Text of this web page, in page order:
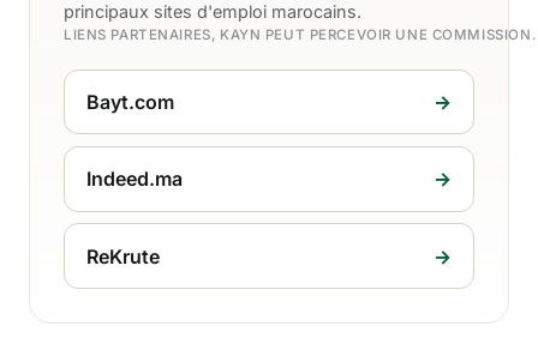
principaux sites d'emploi marocains.
LIENS PARTENAIRES, KAYN PEUT PERCEVOIR UNE
Bayt.com →
Indeed.ma →
ReKrute →